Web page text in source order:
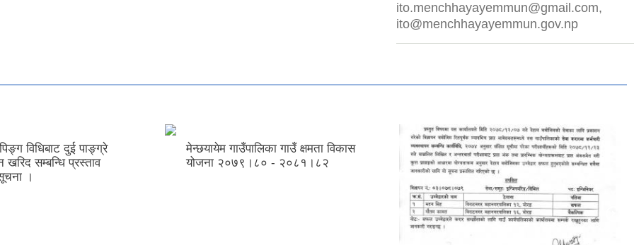
ito.menchhayayemmun@gmail.com,
ito@menchhayayemmun.gov.np
विधिबाट दुई पाङ्ग्रे
खरिद सम्बन्धि प्रस्ताव
।
मेन्छयायेम गाउँपालिका गाउँ क्षमता विकास
योजना २०७९।८० - २०८१।८२